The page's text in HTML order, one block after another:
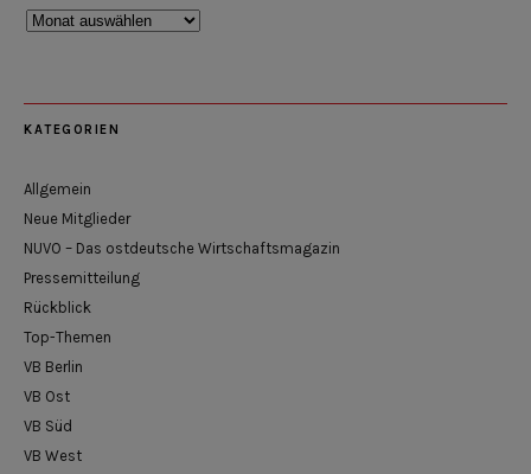
Rückblick
KATEGORIEN
Allgemein
Neue Mitglieder
NUVO – Das ostdeutsche Wirtschaftsmagazin
Pressemitteilung
Rückblick
Top-Themen
VB Berlin
VB Ost
VB Süd
VB West